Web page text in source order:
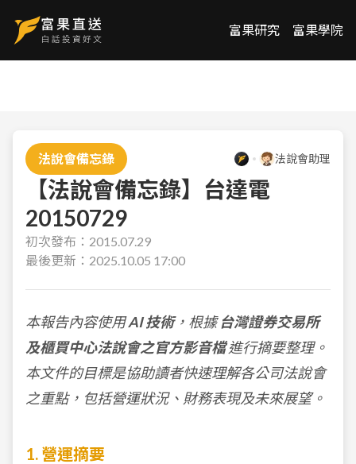
富果研究 富果學院
法說會備忘錄 法說會助理
【法說會備忘錄】台達電
20150729
初次發布： 2015.07.29
最後更新： 2025.10.05 17:00
本報告內容使用AI 技術，根據台灣證券交易所
及櫃買中心法說會之官方影音檔進行摘要整理。
本文件的目標是協助讀者快速理解各公司法說會
之重點，包括營運狀況、財務表現及未來展望。
1. 營運摘要